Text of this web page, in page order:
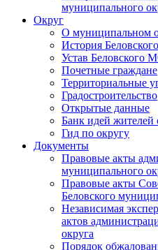
муниципального
Округ
О муниципальном
История
Устав Беловского
Почетные граждане
Территориальные
Градостроительство
Открытые данные
Банк идей жителей
Гид по округу
Документы
Правовые акты
муниципального
Правовые акты
Беловского
Независимая
актов
округа
Порядок